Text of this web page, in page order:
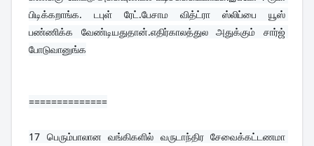
பிடிக்கறாங்க. டபுள் ரேட்.பேசாம வித்ட்ரா ஸ்லிப்பை யூஸ்
பண்ணிக்க வேண்டியதுதான்.எதிர்காலத்துல அதுக்கும் சார்ஜ்
போடுவானுங்க
==============
17 பெரும்பாலான வங்கிகளில் வருடாந்திர சேவைக்கட்டணமா